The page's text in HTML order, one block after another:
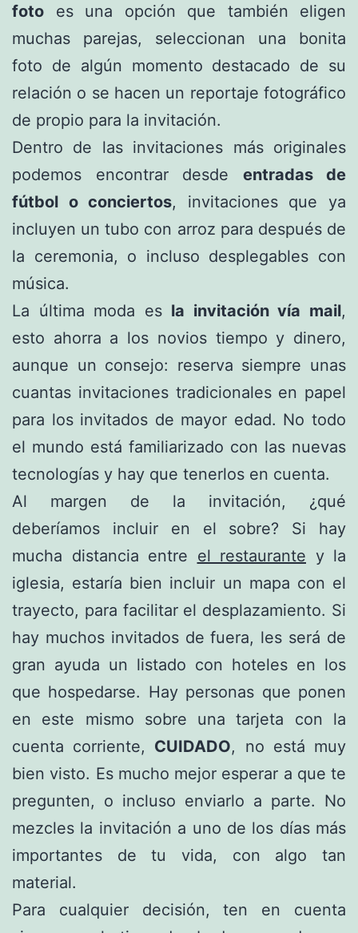
foto es una opción que también eligen
muchas parejas, seleccionan una bonita
foto de algún momento destacado de su
relación o se hacen un reportaje fotográfico
de propio para la invitación.
Dentro de las invitaciones más originales
podemos encontrar desde entradas de
fútbol o conciertos, invitaciones que ya
incluyen un tubo con arroz para después de
la ceremonia, o incluso desplegables con
música.
La última moda es la invitación vía mail,
esto ahorra a los novios tiempo y dinero,
aunque un consejo: reserva siempre unas
cuantas invitaciones tradicionales en papel
para los invitados de mayor edad. No todo
el mundo está familiarizado con las nuevas
tecnologías y hay que tenerlos en cuenta.
Al margen de la invitación, ¿qué
deberíamos incluir en el sobre? Si hay
mucha distancia entre el restaurante y la
iglesia, estaría bien incluir un mapa con el
trayecto, para facilitar el desplazamiento. Si
hay muchos invitados de fuera, les será de
gran ayuda un listado con hoteles en los
que hospedarse. Hay personas que ponen
en este mismo sobre una tarjeta con la
cuenta corriente, CUIDADO, no está muy
bien visto. Es mucho mejor esperar a que te
pregunten, o incluso enviarlo a parte. No
mezcles la invitación a uno de los días más
importantes de tu vida, con algo tan
material.
Para cualquier decisión, ten en cuenta